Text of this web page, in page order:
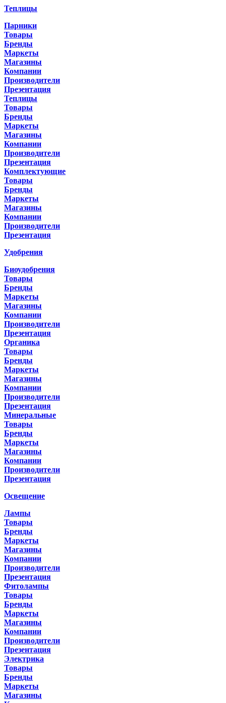
Теплицы
Парники
Товары
Бренды
Маркеты
Магазины
Компании
Производители
Презентация
Теплицы
Товары
Бренды
Маркеты
Магазины
Компании
Производители
Презентация
Комплектующие
Товары
Бренды
Маркеты
Магазины
Компании
Производители
Презентация
Удобрения
Биоудобрения
Товары
Бренды
Маркеты
Магазины
Компании
Производители
Презентация
Органика
Товары
Бренды
Маркеты
Магазины
Компании
Производители
Презентация
Минеральные
Товары
Бренды
Маркеты
Магазины
Компании
Производители
Презентация
Освещение
Лампы
Товары
Бренды
Маркеты
Магазины
Компании
Производители
Презентация
Фитолампы
Товары
Бренды
Маркеты
Магазины
Компании
Производители
Презентация
Электрика
Товары
Бренды
Маркеты
Магазины